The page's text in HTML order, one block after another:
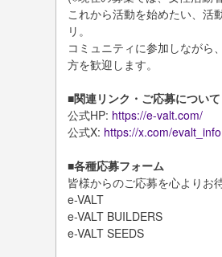
これから活動を始めたい、活
リ。
コミュニティに参加しながら
方を歓迎します。
■関連リンク・ご応募について
公式HP: https://e-valt.com/
公式X: https://x.com/evalt_info
■各種応募フォーム
皆様からのご応募を心よりお
e-VALT
e-VALT BUILDERS
e-VALT SEEDS